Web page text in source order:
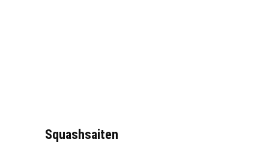
Squashsaiten